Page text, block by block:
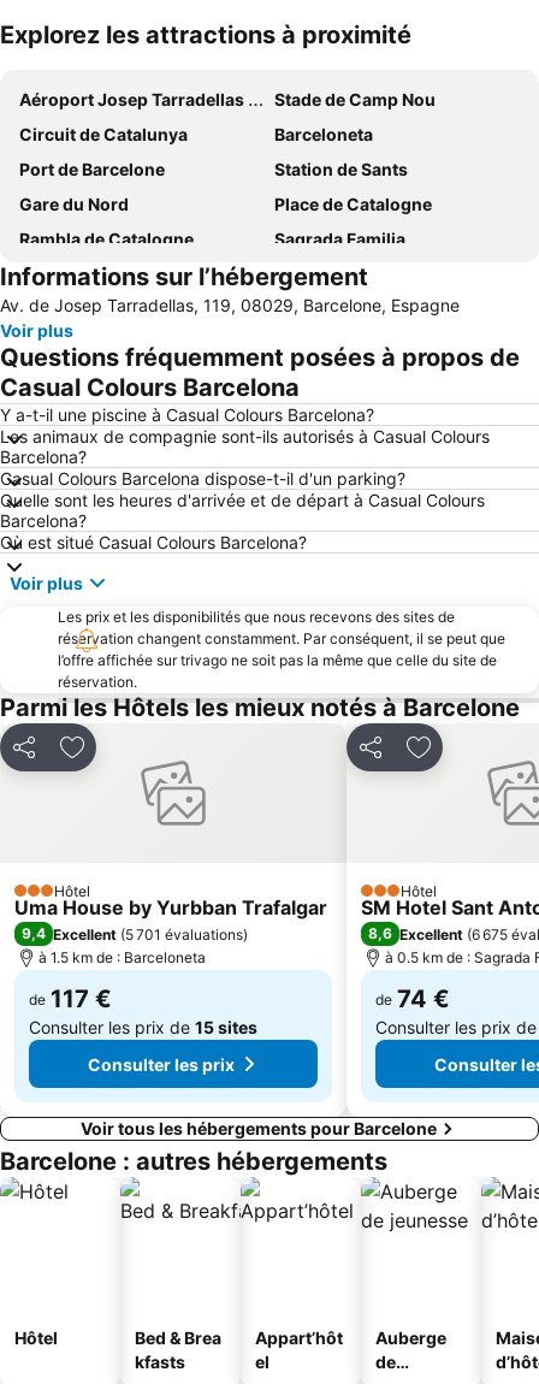
Explorez les attractions à proximité
Aéroport Josep Tarradellas Barcelone–El Prat
Stade de Camp Nou
Circuit de Catalunya
Barceloneta
Port de Barcelone
Station de Sants
Gare du Nord
Place de Catalogne
Rambla de Catalogne
Sagrada Familia
Quartier Gothique
Palau Sant Jordi
Stade Olympique de Montjuic
Barceloneta
District d'Eixampe
Vieille-Ville
Aeroport T1 Metro Station
Barcelona Sants Metro Station
Place d'Espagne
Gràcia
El Centre de la Vila
Aeroport T2 Metro Station
Rambla de Catalunya
Badalona Port
El Poblenou
Casino de Barcelona
La Roca Village
Port Olympique
Diagonal Mar
Fira de Barcelona
L'Aquarium de Barcelone
Arc de Triomphe
Platja de Castelldefels
Boulevard Passeig de Gràcia
Parc del Fórum
Terrassa
Sants
Cathédrale de Barcelone
Parc de la Ciutadella
El Corte Inglés - Plaça de Catalunya
Port Mataró
Gran Via de les Corts Catalans
Informations sur l’hébergement
Av. de Josep Tarradellas, 119, 08029, Barcelone, Espagne
Voir plus
Questions fréquemment posées à propos de
Casual Colours Barcelona
Y a-t-il une piscine à Casual Colours Barcelona?
Les animaux de compagnie sont-ils autorisés à Casual Colours
Barcelona?
Casual Colours Barcelona dispose-t-il d'un parking?
Quelle sont les heures d'arrivée et de départ à Casual Colours
Barcelona?
Où est situé Casual Colours Barcelona?
Voir plus
Les prix et les disponibilités que nous recevons des sites de
réservation changent constamment. Par conséquent, il se peut que
l’offre affichée sur trivago ne soit pas la même que celle du site de
réservation.
Parmi les Hôtels les mieux notés à Barcelone
PartagerAjouter à mes favoris
3 Étoiles
Hôtel
Uma House by Yurbban Trafalgar
9,4 Excellent (5 701 évaluations)
à 1.5 km de : Barceloneta
de 117 €
Consulter les prix de 15 sites
Consulter les prix
PartagerAjouter à
3 Étoiles
Hôtel
SM Hotel Sant
8,6 Excellent (6 675
à 0.5 km de : Sagrada
de 74 €
Consulter les prix
Consulter
Voir tous les hébergements pour Barcelone
Barcelone : autres hébergements
Hôtel
Bed & Brea
kfasts
Appart’hôt
el
Auberge
de